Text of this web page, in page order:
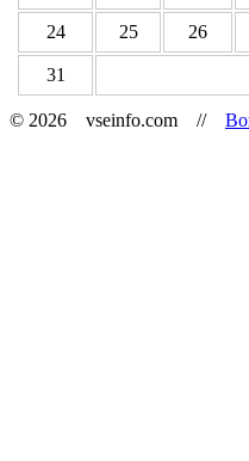
24 25 26
31
© 2026 vseinfo.com //